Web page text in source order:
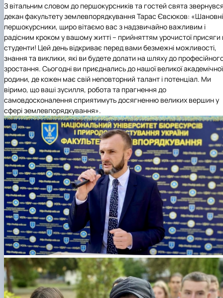
З вітальним словом до першокурсників та гостей свята
деканфакультету землевпорядкування Тарас Євсюков: «Шановні
першокурсники, щиро вітаємо вас з надзвичайно важливим і
радісним кроком у вашому житті – прийняттям урочистої присяги
студенти! Цей день відкриває перед вами безмежні можливості,
знання та виклики, які ви будете долати на шляху до
зростання. Сьогодні ви приєднались до нашої великої академічної
родини, де кожен має свій неповторний талант і потенціал. Ми
віримо, що ваші зусилля, робота та прагнення до
самовдосконалення сприятимуть досягненню великих вершин у
сфері землевпорядкування».